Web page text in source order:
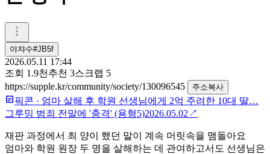
야쟈수#JB5f
2026.05.11 17:44
조회 1.9천 추천 3스크랩 5
https://supple.kr/community/society/130096545
주소복사
픽콘 · 엄마 살해 후 학원 선생님에게 2억 주려한 10대 딸…
그루밍 범죄 전말에 '충격' (용형5)2026.05.02 ↗
재판 과정에서 최 양이 했던 말이 계속 머릿속을 맴돌아요
엄마와 학원 원장 두 명을 살해하는 데 관여하고서도 선생님은